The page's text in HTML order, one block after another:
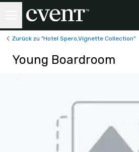
Zurück zu "Hotel Spero,Vignette Collection"
Young Boardroom